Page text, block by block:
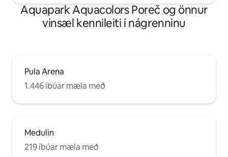
Aquapark Aquacolors Poreč og önnur
vinsæl kennileiti í nágrenninu
Pula Arena
1.446 íbúar mæla með
Medulin
219 íbúar mæla með